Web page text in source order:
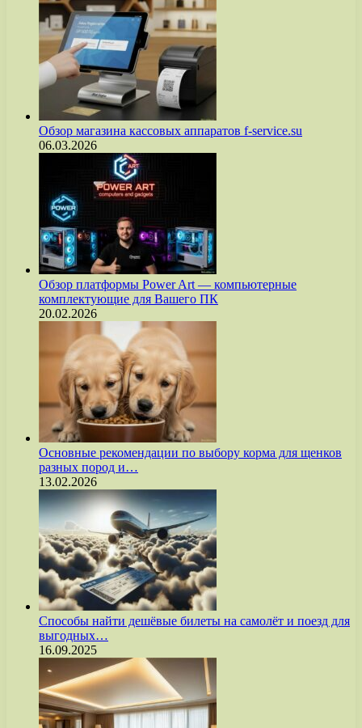
Обзор магазина кассовых аппаратов f-service.su
06.03.2026
Обзор платформы Power Art — компьютерные
комплектующие для Вашего ПК
20.02.2026
Основные рекомендации по выбору корма для щенков
разных пород и…
13.02.2026
Способы найти дешёвые билеты на самолёт и поезд для
выгодных…
16.09.2025